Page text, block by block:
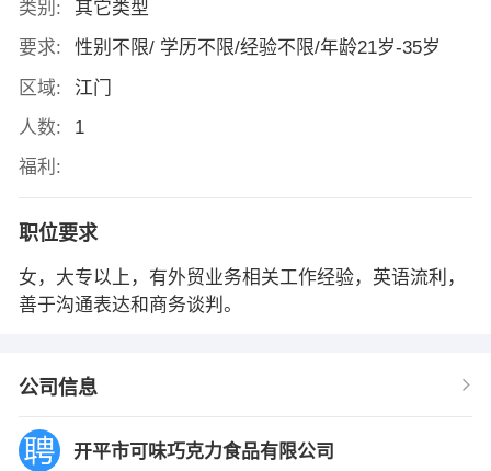
类别:
其它类型
要求:
性别不限/ 学历不限/经验不限/年龄21岁-35岁
区域:
江门
人数:
1
福利:
职位要求
女，大专以上，有外贸业务相关工作经验，英语流利，
善于沟通表达和商务谈判。
公司信息
开平市可味巧克力食品有限公司